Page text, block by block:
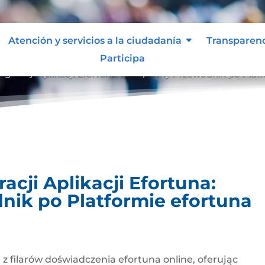
Atención y servicios a la ciudadanía
Participa
Aplikacji Efortuna: Kompletny Przewodnik po
Aplikacji Efortuna:
po Platformie efortuna
filarów doświadczenia efortuna online, oferując